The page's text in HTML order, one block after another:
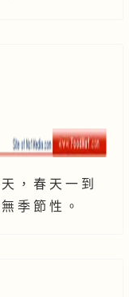
， 春 天 一 到
季 節 性 。